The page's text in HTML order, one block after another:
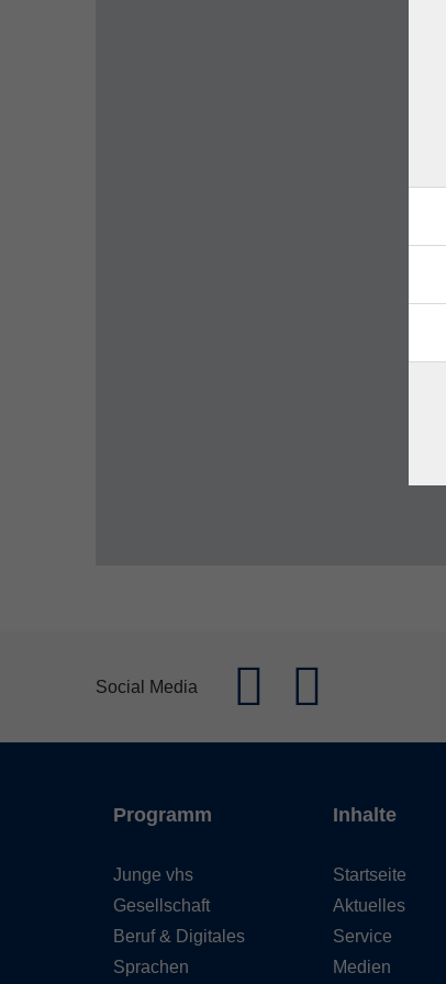
Social Media
Programm
Junge vhs
Gesellschaft
Beruf & Digitales
Sprachen
Inhalte
Startseite
Aktuelles
Service
Medien